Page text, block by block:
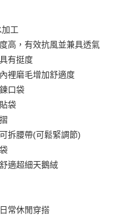
電信帳單，「大哥付你分期」於每
開帳單後，可選擇「超商條碼／台
灣大哥大股份有限公司」（以下簡
得透過本服務購買商品或服務，並由
本公司後，依約使用本公司帳單繳
用「大哥付你分期」之契約關係目
進行分期帳單所需資料之確認、核
款，請詳閱以下連結：
商品／服務後，再付款。
後付」結帳流程】
選擇「AFTEE先享後付」後，將跳轉
訊認證並確認金額後，即可完成結
內，您將收到繳費通知簡訊。
等多元方式進行付款，方視為交易
續完成當下不需立刻繳費，但若您
。未經商家同意取消之訂單仍視為有
。
以「AFTEE先享後付 」之結帳頁
費後需取消欲退款等相關疑問，請
科技股份有限公司提供之「AFTEE先
之必要範圍內提供個人資料，並將交
股份有限公司。
NT$499(含以上)免運費
NT$799(含以上)免運費
NT$799(含以上)免運費
NT$3,000(含以上)免運費
工
高，有效抗風並兼具透氣
有挺度
裡磨毛增加舒適度
口袋
袋
拆腰帶(可鬆緊調節)
適超細天鵝絨
常休閒穿搭